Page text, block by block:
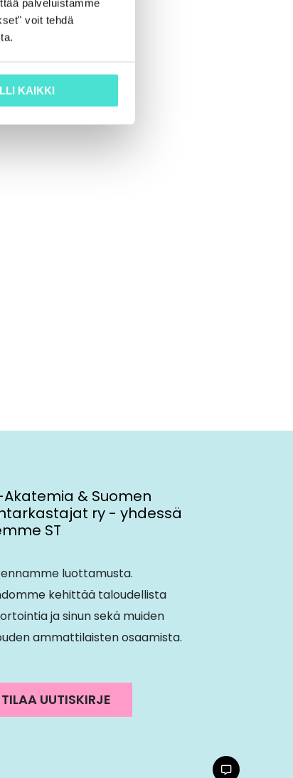
palveluistamme
voit tehdä
KAIKKI
Akatemia & Suomen
ry - yhdessä
ST
luottamusta.
kehittää taloudellista
ja sinun sekä muiden
ammattilaisten osaamista.
TILAA UUTISKIRJE